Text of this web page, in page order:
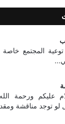
توعية المجتمع
عليكم ورحمة
لو توجد مناقشة